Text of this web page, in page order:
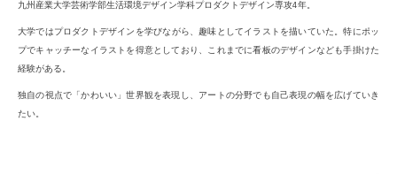
九州産業大学芸術学部生活環境デザイン学科プロダクトデザイン専攻4年。
大学では プロダクトデザインを学びながら、趣味としてイラストを描いていた。特にポッ
プでキャッチーなイラストを得意としており、これまでに看板のデザインなども手掛けた
経験がある。
独自の視点で「かわいい」世界観を表現し、アートの分野でも自己表現の幅を広げていき
たい。